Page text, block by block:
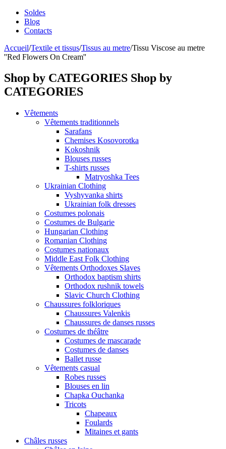
Soldes
Blog
Contacts
Accueil/Textile et tissus/Tissus au metre/Tissu Viscose au metre
''Red Flowers On Cream''
Shop by CATEGORIES Shop by
CATEGORIES
Vêtements
Vêtements traditionnels
Sarafans
Chemises Kosovorotka
Kokoshnik
Blouses russes
T-shirts russes
Matryoshka Tees
Ukrainian Clothing
Vyshyvanka shirts
Ukrainian folk dresses
Costumes polonais
Costumes de Bulgarie
Hungarian Clothing
Romanian Clothing
Costumes nationaux
Middle East Folk Clothing
Vêtements Orthodoxes Slaves
Orthodox baptism shirts
Orthodox rushnik towels
Slavic Church Clothing
Chaussures folkloriques
Chaussures Valenkis
Chaussures de danses russes
Costumes de théâtre
Costumes de mascarade
Costumes de danses
Ballet russe
Vêtements casual
Robes russes
Blouses en lin
Chapka Ouchanka
Tricots
Chapeaux
Foulards
Mitaines et gants
Châles russes